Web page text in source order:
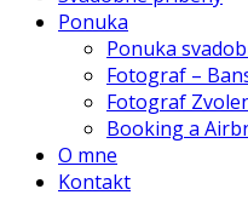
Ponuka
Ponuka
Fotograf –
Fotograf
Booking a
O mne
Kontakt